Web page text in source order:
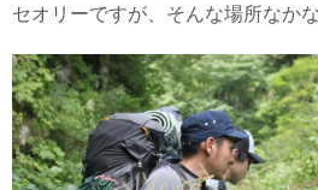
セオリーですが、そんな場所なか